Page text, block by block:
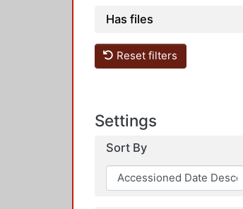
Has files
Reset filters
Settings
Sort By